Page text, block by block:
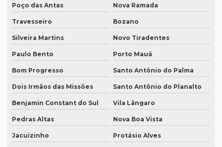
Poço das Antas Nova Ramada
Travesseiro Bozano
Silveira Martins Novo Tiradentes
Paulo Bento Porto Mauá
Bom Progresso Santo Antônio do Palma
Dois Irmãos das Missões Santo Antônio do Planalto
Benjamin Constant do Sul Vila Lângaro
Pedras Altas Nova Boa Vista
Jacuizinho Protásio Alves